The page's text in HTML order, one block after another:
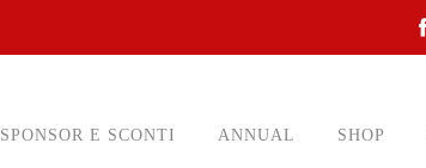
SPONSOR E SCONTI ANNUAL SHOP